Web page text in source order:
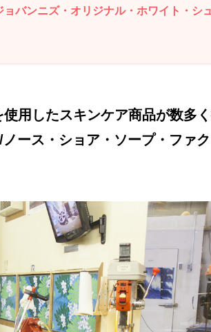
バンニズ・オリジナル・ホワイト・シ
用したスキンケア商品が数多
ース・ショア・ソープ・ファク